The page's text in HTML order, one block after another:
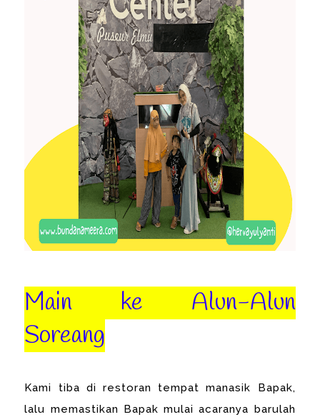
Main ke Alun-Alun
Soreang
Kami tiba di restoran tempat manasik Bapak,
lalu memastikan Bapak mulai acaranya barulah